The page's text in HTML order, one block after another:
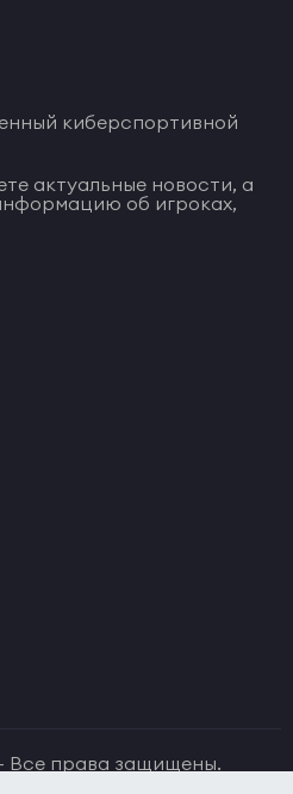
киберспортивной
актуальные новости, а
об игроках,
Все права защищены.